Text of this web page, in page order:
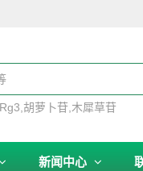
胡萝卜苷 木犀草苷
新闻中心